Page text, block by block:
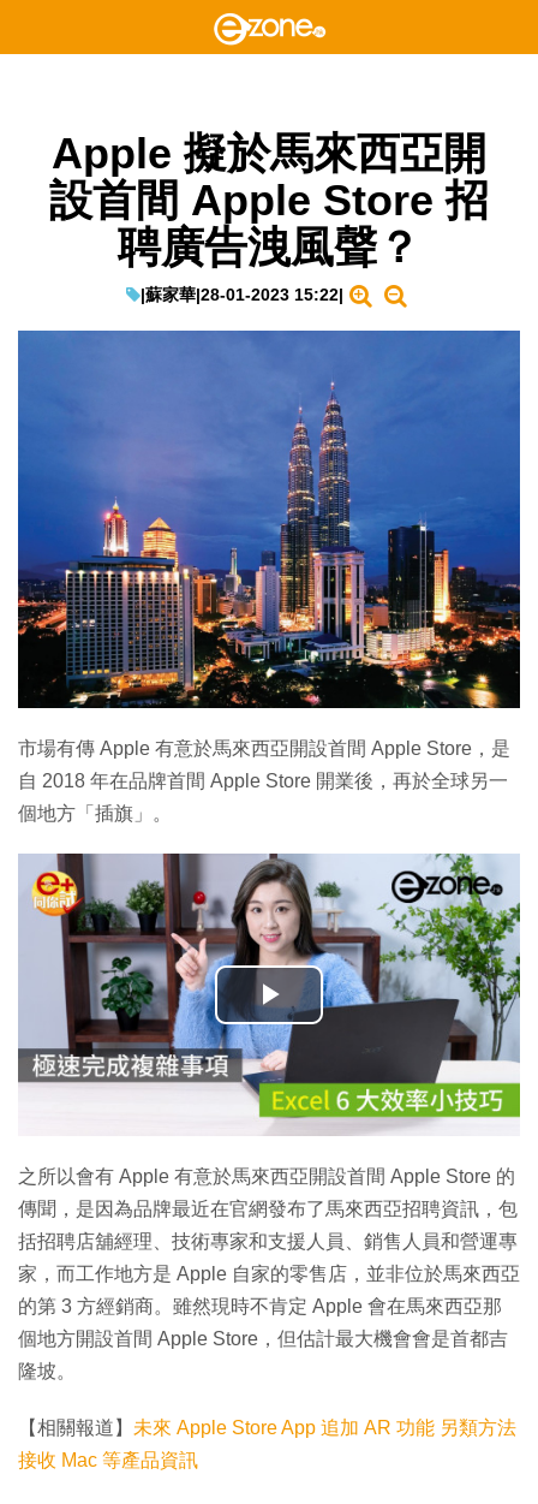
Apple 擬於馬來西亞開
設首間 Apple Store 招
聘廣告洩風聲？
|蘇家華|28-01-2023 15:22|
市場有傳 Apple 有意於馬來西亞開設首間 Apple Store，是
自 2018 年在品牌首間 Apple Store 開業後，再於全球另一
個地方「插旗」。
播
放
影
片
之所以會有 Apple 有意於馬來西亞開設首間 Apple Store 的
傳聞，是因為品牌最近在官網發布了馬來西亞招聘資訊，包
括招聘店舖經理、技術專家和支援人員、銷售人員和營運專
家，而工作地方是 Apple 自家的零售店，並非位於馬來西亞
的第 3 方經銷商。雖然現時不肯定 Apple 會在馬來西亞那
個地方開設首間 Apple Store，但估計最大機會會是首都吉
隆坡。
【相關報道】 未來 Apple Store App 追加 AR 功能 另類方法
接收 Mac 等產品資訊